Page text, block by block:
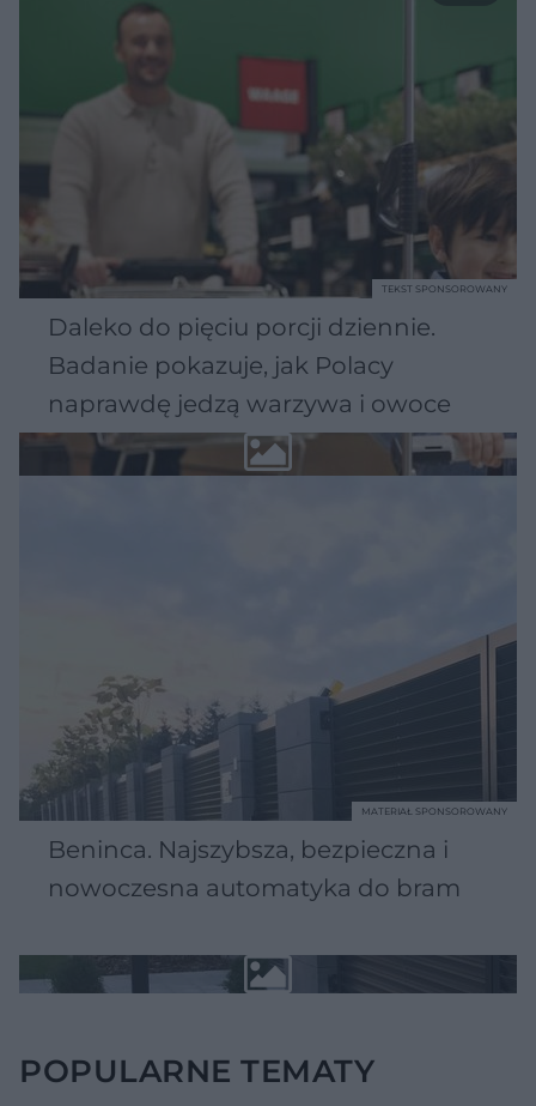
Daleko do pięciu porcji dziennie.
Badanie pokazuje, jak Polacy
naprawdę jedzą warzywa i owoce
TEKST SPONSOROWANY
Beninca. Najszybsza, bezpieczna i
nowoczesna automatyka do bram
MATERIAŁ SPONSOROWANY
POPULARNE TEMATY